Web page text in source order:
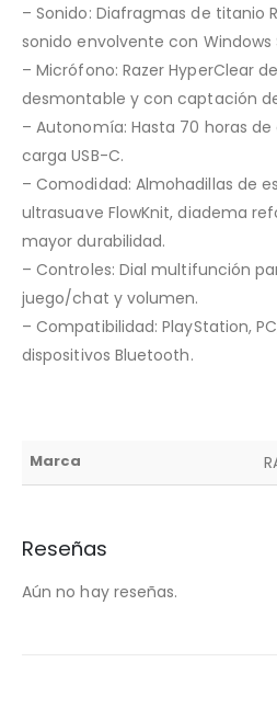
– Sonido: Diafragmas de titanio
sonido envolvente con Windows
– Micrófono: Razer HyperClear
desmontable y con captación
– Autonomía: Hasta 70 horas
carga USB-C.
– Comodidad: Almohadillas de
ultrasuave FlowKnit, diadema
mayor durabilidad.
– Controles: Dial multifunción
juego/chat y volumen.
– Compatibilidad: PlayStation,
dispositivos Bluetooth.
Marca
Reseñas
Aún no hay reseñas.